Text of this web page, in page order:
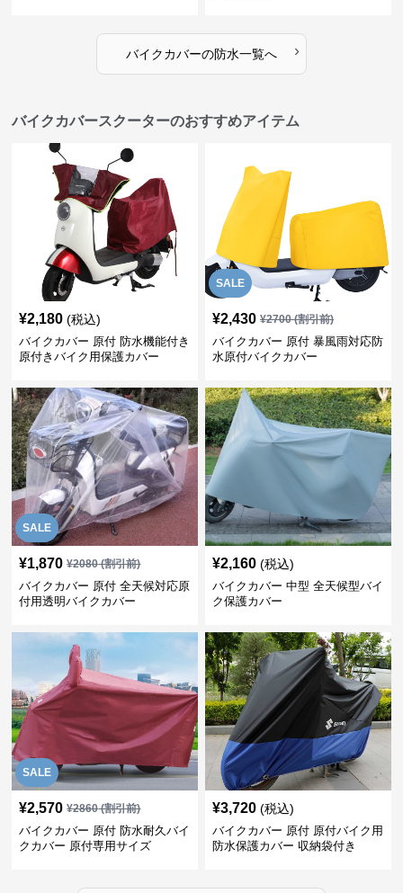
バイクカバーの防水一覧へ ›
バイクカバースクーターのおすすめアイテム
¥2,180 (税込)
バイクカバー 原付 防水機能付き
原付きバイク用保護カバー
SALE
¥2,430 ¥2700(割引前)
バイクカバー 原付 暴風雨対応防
水原付バイクカバー
SALE
¥1,870 ¥2080(割引前)
バイクカバー 原付 全天候対応原
付用透明バイクカバー
¥2,160 (税込)
バイクカバー 中型 全天候型バイ
ク保護カバー
SALE
¥2,570 ¥2860(割引前)
バイクカバー 原付 防水耐久バイ
クカバー 原付専用サイズ
¥3,720 (税込)
バイクカバー 原付 原付バイク用
防水保護カバー 収納袋付き